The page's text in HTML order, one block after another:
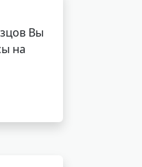
Вы
на